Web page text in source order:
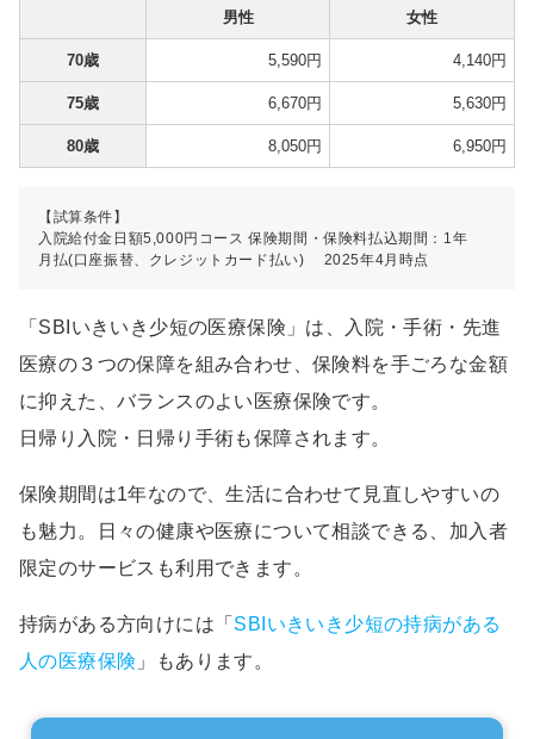
男性 女性
70歳 5,590円 4,140円
75歳 6,670円 5,630円
80歳 8,050円 6,950円
【試算条件】
入院給付金日額5,000円コース 保険期間・保険料払込期間：1年
月払(口座振替、クレジットカード払い) 2025年4月時点
「SBIいきいき少短の医療保険」は、入院・手術・先進
医療の３つの保障を組み合わせ、保険料を手ごろな金額
に抑えた、バランスのよい医療保険です。
日帰り入院・日帰り手術も保障されます。
保険期間は1年なので、生活に合わせて見直しやすいの
も魅力。日々の健康や医療について相談できる、加入者
限定のサービスも利用できます。
持病がある方向けには「 SBIいきいき少短の持病がある
人の医療保険 」もあります。